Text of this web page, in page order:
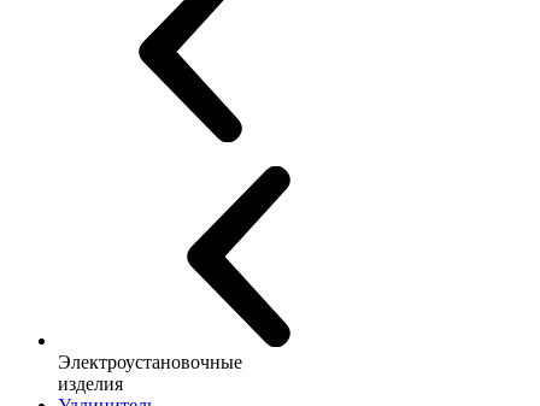
Электроустановочные
изделия